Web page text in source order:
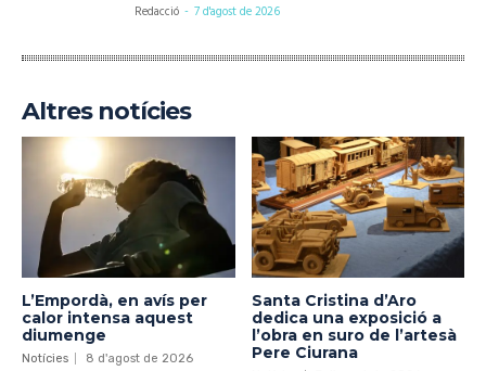
Redacció - 7 d'agost de 2026
Altres notícies
L’Empordà, en avís per
calor intensa aquest
diumenge
Notícies 8 d'agost de 2026
Santa Cristina d’Aro
dedica una exposició a
l’obra en suro de l’artesà
Pere Ciurana